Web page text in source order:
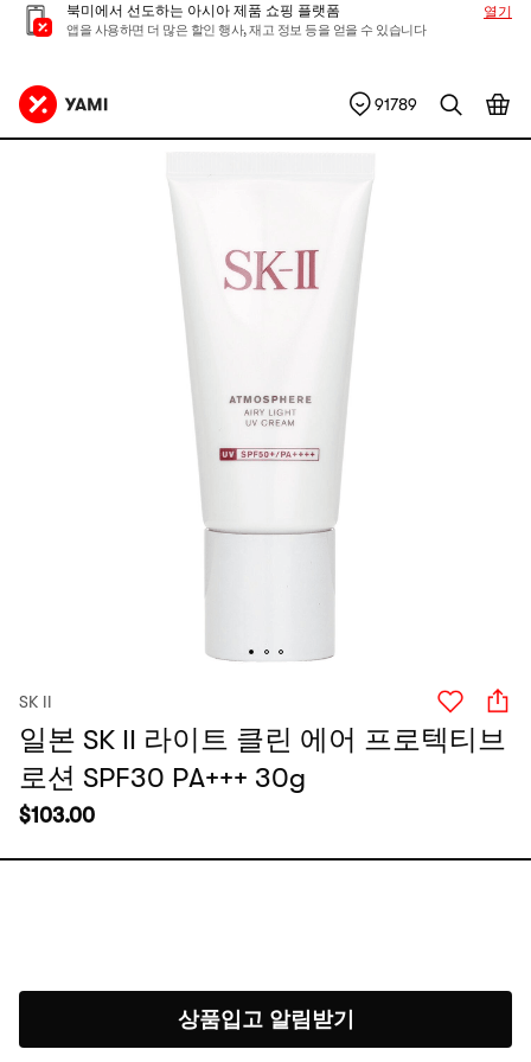
북미에서 선도하는 아시아 제품 쇼핑 플랫폼
앱을 사용하면 더 많은 할인 행사, 재고 정보 등을 얻을 수 있습니다
열기
91789
SK II
일본 SK II 라이트 클린 에어 프로텍티브
로션 SPF30 PA+++ 30g
$103.00
상품입고 알림받기